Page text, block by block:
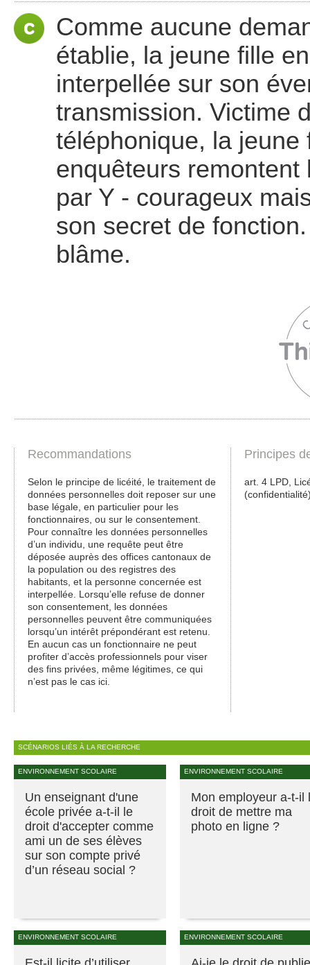
Comme aucune
établie, la jeune fille
interpellée sur son
transmission. Victime
téléphonique, la
enquêteurs remontent
par Y - courageux
son secret de
blâme.
Recommandations
Selon le principe de licéité, le traitement de
données personnelles doit reposer sur une
base légale, en particulier pour les
fonctionnaires, ou sur le consentement.
Pour connaître les données personnelles
d’un individu, une requête peut être
déposée auprès des offices cantonaux de
la population ou des registres des
habitants, et la personne concernée est
interpellée. Lorsqu’elle refuse de donner
son consentement, les données
personnelles peuvent être communiquées
lorsqu’un intérêt prépondérant est retenu.
En aucun cas un fonctionnaire ne peut
profiter d’accès professionnels pour viser
des fins privées, même légitimes, ce qui
n’est pas le cas ici.
Principes
art. 4 LPD,
SCÉNARIOS LIÉS À LA RECHERCHE
ENVIRONNEMENT SCOLAIRE
Un enseignant d'une
école privée a-t-il le
droit d'accepter comme
ami un de ses élèves
sur son compte privé
d’un réseau social ?
ENVIRONNEMENT SCOLAIRE
Mon employeur a-t-il
droit de mettre ma
photo en ligne ?
ENVIRONNEMENT SCOLAIRE ENVIRONNEMENT SCOLAIRE